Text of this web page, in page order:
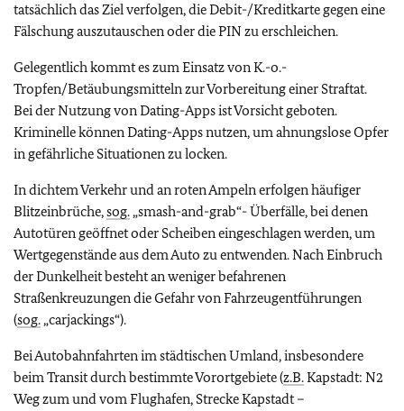
tatsächlich das Ziel verfolgen, die Debit-/Kreditkarte gegen eine
Fälschung auszutauschen oder die PIN zu erschleichen.
Gelegentlich kommt es zum Einsatz von K.-o.-
Tropfen/Betäubungsmitteln zur Vorbereitung einer Straftat.
Bei der Nutzung von Dating-Apps ist Vorsicht geboten.
Kriminelle können Dating-Apps nutzen, um ahnungslose Opfer
in gefährliche Situationen zu locken.
In dichtem Verkehr und an roten Ampeln erfolgen häufiger
Blitzeinbrüche,sog.„smash-and-grab“- Überfälle, bei denen
Autotüren geöffnet oder Scheiben eingeschlagen werden, um
Wertgegenstände aus dem Auto zu entwenden. Nach Einbruch
der Dunkelheit besteht an weniger befahrenen
Straßenkreuzungen die Gefahr von Fahrzeugentführungen
(sog.„carjackings“).
Bei Autobahnfahrten im städtischen Umland, insbesondere
beim Transit durch bestimmte Vorortgebiete (z.B.Kapstadt: N2
Weg zum und vom Flughafen, Strecke Kapstadt –